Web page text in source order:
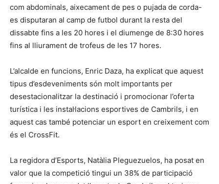
com abdominals, aixecament de pes o pujada de corda-
es disputaran al camp de futbol durant la resta del
dissabte fins a les 20 hores i el diumenge de 8:30 hores
fins al lliurament de trofeus de les 17 hores.
L’alcalde en funcions, Enric Daza, ha explicat que aquest
tipus d’esdeveniments són molt importants per
desestacionalitzar la destinació i promocionar l’oferta
turística i les instal·lacions esportives de Cambrils, i en
aquest cas també potenciar un esport en creixement com
és el CrossFit.
La regidora d’Esports, Natàlia Pleguezuelos, ha posat en
valor que la competició tingui un 38% de participació